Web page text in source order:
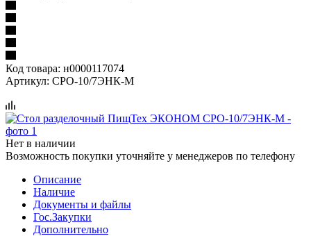
Код товара: н0000117074
Артикул: СРО-10/7ЭНК-М
Нет в наличии
Возможность покупки уточняйте у менеджеров по телефону
Описание
Наличие
Документы и файлы
Гос.Закупки
Дополнительно